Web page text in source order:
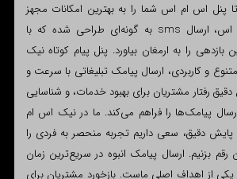
پنل اس ام اس شما را به بهترین امکانات مجهز
کنیم. در نیک اس ام اس، ارسال sms به گونه‌ای طراحی شده که با
را به ارمغان بیاورد. پنل پیام کوتاه نیک
و کاربردی، ارسال پیامک تبلیغاتی با سرعت و
رفتار مشتریان برای بهبود خدمات، و شناسایی
پیامک‌ها را فراهم می‌کند. ما در نیک اس ام
پایش دقیق، سعی داریم تجربه منحصر به فردی را
رقم بزنیم. ارسال پیامک انبوه در سریع‌ترین زمان
یکی از اهداف اصلی ماست. بازخورد مشتریان برای